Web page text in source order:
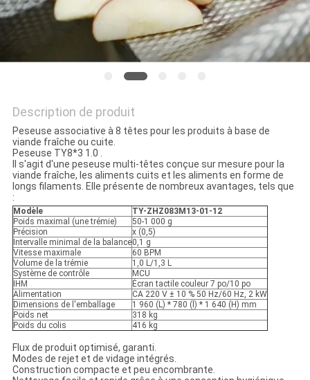
Description de produit
Peseuse associative à 8 têtes pour les produits à base de
viande fraîche ou cuite.
Peseuse TY8*3 1.0 .
Il s'agit d'une peseuse multi-têtes conçue sur mesure pour la
viande fraîche, les aliments cuits et les aliments en forme de
longs filaments. Elle présente de nombreux avantages, tels que
:
Modèle
TY-ZHZ083M13-01-12
Poids maximal (une trémie)
50-1 000 g
Précision
x (0,5)
Intervalle minimal de la balance0,1 g
Vitesse maximale
60 BPM
Volume de la trémie
1,0 L/1,3 L
Système de contrôle
MCU
IHM
Écran tactile couleur 7 po/10 po
Alimentation
CA 220 V ± 10 % 50 Hz/60 Hz, 2 kW
Dimensions de l'emballage
1 960 (L) * 780 (l) * 1 640 (H) mm
Poids net
318 kg
Poids du colis
416 kg
Flux de produit optimisé, garanti.
Modes de rejet et de vidage intégrés.
Construction compacte et peu encombrante.